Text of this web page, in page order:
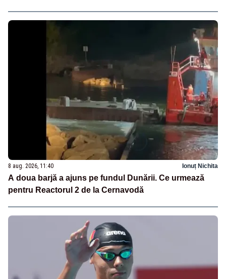
8 aug. 2026, 11:40 Ionuț Nichita
A doua barjă a ajuns pe fundul Dunării. Ce urmează
pentru Reactorul 2 de la Cernavodă